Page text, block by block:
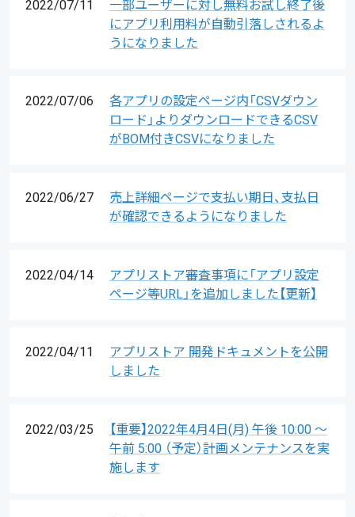
2022/07/11
一部ユーザーに対し無料お試し終了後
にアプリ利用料が自動引落しされるよ
うになりました
2022/07/06
各アプリの設定ページ内「CSVダウン
ロード」よりダウンロードできるCSV
がBOM付きCSVになりました
2022/06/27
売上詳細ページで支払い期日、支払日
が確認できるようになりました
2022/04/14
アプリストア審査事項に「アプリ設定
ページ等URL」を追加しました【更新】
2022/04/11
アプリストア 開発ドキュメントを公開
しました
2022/03/25
【重要】2022年4月4日(月) 午後 10:00 ～
午前 5:00 （予定）計画メンテナンスを実
施します